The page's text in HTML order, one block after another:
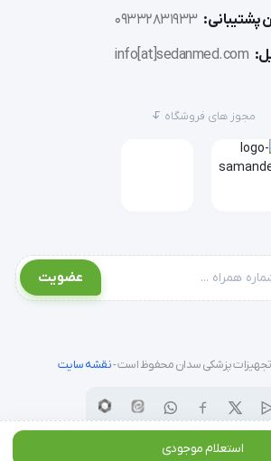
تراشه یک پروسه پزشکی تخصصی است که
متخصص بیهوشی، طب اورژانس یا
بیمار را در وضعیت Sniffing قرار دهید (مگر در
را به آرامی از بین تارهای صوتی عبور
کاف از تارها بگذرد.
استفاده از سرنگ، کاف را از طریق شیر یکطرفه
استعلام موجودی
پشتیبانی: 09332831933
info[at]sedanmed.com
مجوز های فروشگاه
عضویت
تجهیزات پزشکی سدان محفوظ است -نقشه سایت